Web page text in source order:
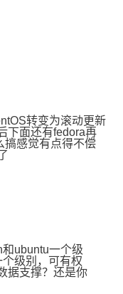
转变为滚动更新
下面还有fedora再
搞感觉有点得不偿
ubuntu一个级
级别，可有权
据支撑？还是你